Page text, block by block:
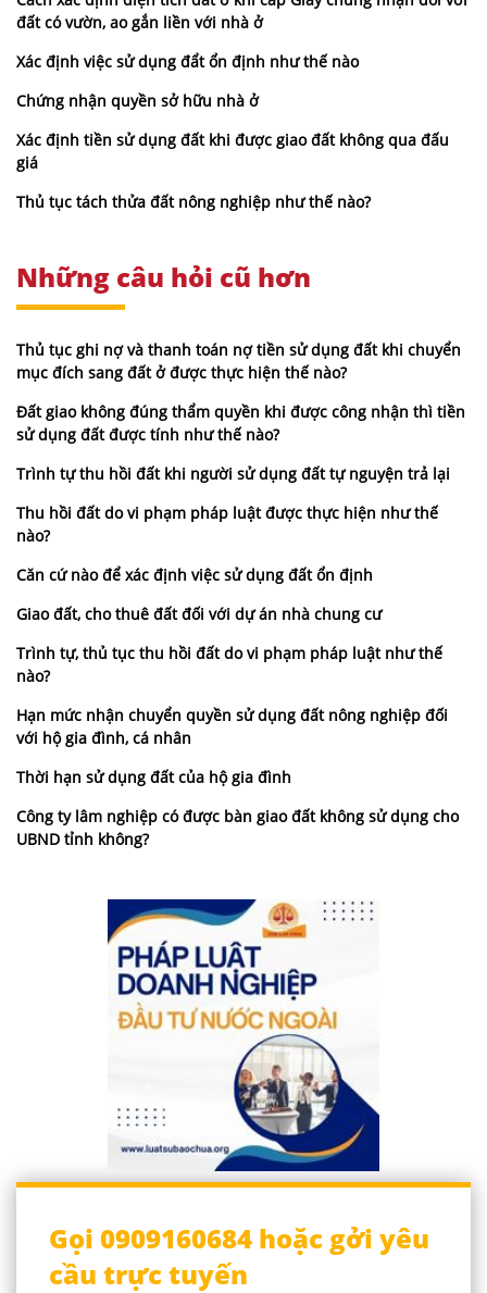
đất có vườn, ao gắn liền với nhà ở
Xác định việc sử dụng đẩt ổn định như thế nào
Chứng nhận quyền sở hữu nhà ở
Xác định tiền sử dụng đất khi được giao đất không qua đấu
giá
Thủ tục tách thửa đất nông nghiệp như thế nào?
Những câu hỏi cũ hơn
Thủ tục ghi nợ và thanh toán nợ tiền sử dụng đất khi chuyển
mục đích sang đất ở được thực hiện thế nào?
Đất giao không đúng thẩm quyền khi được công nhận thì tiền
sử dụng đất được tính như thế nào?
Trình tự thu hồi đất khi người sử dụng đất tự nguyện trả lại
Thu hồi đất do vi phạm pháp luật được thực hiện như thế
nào?
Căn cứ nào để xác định việc sử dụng đất ổn định
Giao đất, cho thuê đất đối với dự án nhà chung cư
Trình tự, thủ tục thu hồi đất do vi phạm pháp luật như thế
nào?
Hạn mức nhận chuyển quyền sử dụng đất nông nghiệp đối
với hộ gia đình, cá nhân
Thời hạn sử dụng đất của hộ gia đình
Công ty lâm nghiệp có được bàn giao đất không sử dụng cho
UBND tỉnh không?
Gọi 0909160684 hoặc gởi yêu
cầu trực tuyến